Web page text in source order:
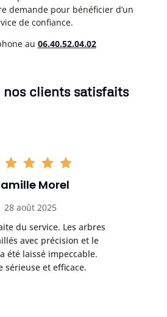
demande pour bénéficier d’un
de confiance.
au 06.40.52.04.02
nos clients satisfaits
Morel
28 août 2025
du service. Les arbres
avec précision et le
été laissé impeccable.
sérieuse et efficace.